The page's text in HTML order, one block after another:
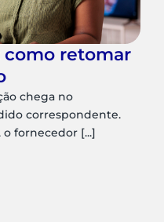
como retomar
chega no
correspondente.
fornecedor [...]